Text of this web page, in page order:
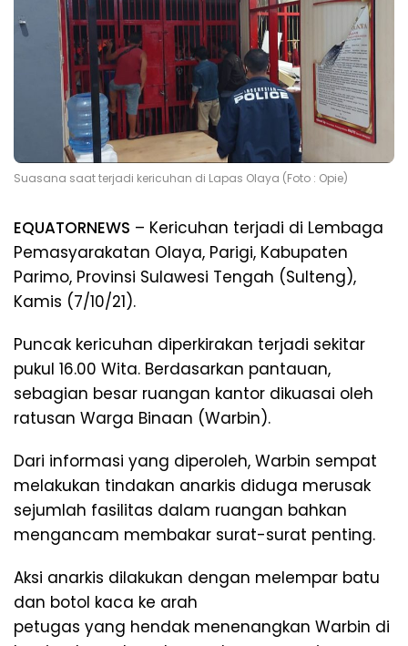
Suasana saat terjadi kericuhan di Lapas Olaya (Foto : Opie)
EQUATORNEWS – Kericuhan terjadi di Lembaga
Pemasyarakatan Olaya, Parigi, Kabupaten
Parimo, Provinsi Sulawesi Tengah (Sulteng),
Kamis (7/10/21).
Puncak kericuhan diperkirakan terjadi sekitar
pukul 16.00 Wita. Berdasarkan pantauan,
sebagian besar ruangan kantor dikuasai oleh
ratusan Warga Binaan (Warbin).
Dari informasi yang diperoleh, Warbin sempat
melakukan tindakan anarkis diduga merusak
sejumlah fasilitas dalam ruangan bahkan
mengancam membakar surat-surat penting.
Aksi anarkis dilakukan dengan melempar batu
dan botol kaca ke arah
petugas yang hendak menenangkan Warbin di